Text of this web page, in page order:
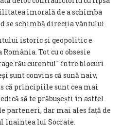
imorală de a schimba
se schimbă direcția vântului.
istoric și geopolitic e
Tot cu o obsesie
rău curentul″ între blocuri
sunt convins că sună naiv,
că principiile sunt cea mai
să te prăbușești în astfel
parteneri, dar mai ales față de
înaintea lui Socrate.